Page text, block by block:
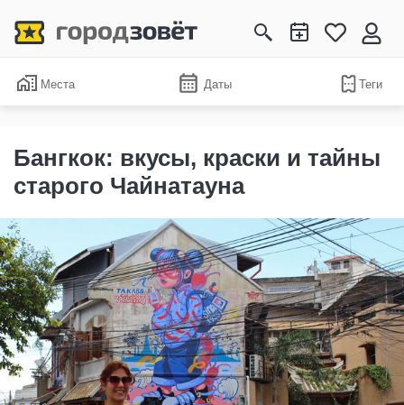
Места Даты Теги
Бангкок: вкусы, краски и тайны
старого Чайнатауна